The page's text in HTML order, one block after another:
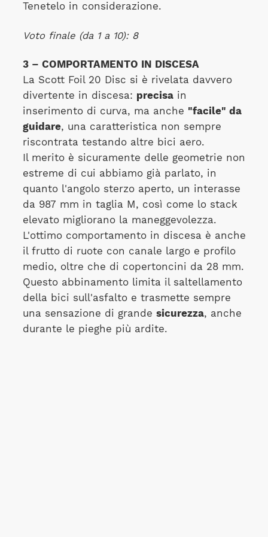
Tenetelo in considerazione.
Voto finale (da 1 a 10): 8
3 – COMPORTAMENTO IN DISCESA
La Scott Foil 20 Disc si è rivelata davvero
divertente in discesa: precisain
inserimento di curva, ma anche "facile" da
guidare, una caratteristica non sempre
riscontrata testando altre bici aero.
Il merito è sicuramente delle geometrie non
estreme di cui abbiamo già parlato, in
quanto l'angolo sterzo aperto, un interasse
da 987 mm in taglia M, così come lo stack
elevato migliorano la maneggevolezza.
L'ottimo comportamento in discesa è anche
il frutto di ruote con canale largo e profilo
medio, oltre che di copertoncini da 28 mm.
Questo abbinamento limita il saltellamento
della bici sull'asfalto e trasmette sempre
una sensazione di grande sicurezza, anche
durante le pieghe più ardite.